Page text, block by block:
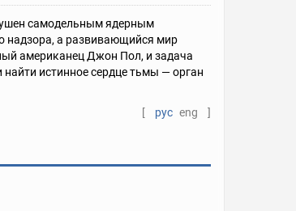
самодельным ядерным
надзора, а развивающийся мир
американец Джон Пол, и задача
истинное сердце тьмы — орган
[
рус eng ]